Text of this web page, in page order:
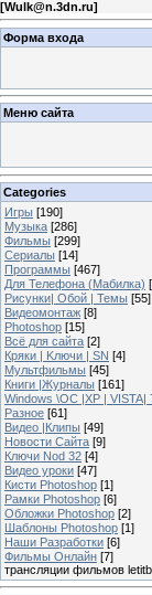
[Wulk@n.3dn.ru]
Форма входа
Меню сайта
Categories
Игры [190]
Музыка [286]
Фильмы [299]
Сериалы [14]
Программы [467]
Для Телефона (Мабилка)
Рисунки| Обой | Темы [55]
Видеомонтаж [8]
Photoshop [15]
Всё для сайта [2]
Кряки | Kлючи | SN [4]
Мультфильмы [45]
Книги |Журналы [161]
Windows \OC |XP | VISTA|
Разное [61]
Видео |Клипы [49]
Новости Сайта [9]
Ключи Nod 32 [4]
Видео уроки [47]
Кисти Photoshop [1]
Рамки Photoshop [6]
Обложки Photoshop [2]
Шаблоны Photoshop [1]
Наши Разработки [6]
Фильмы Онлайн [7]
трансляции фильмов